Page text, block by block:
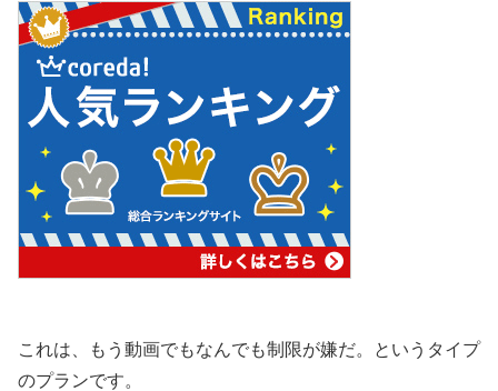
これは、もう動画でもなんでも制限が嫌だ。というタイプ
のプランです。